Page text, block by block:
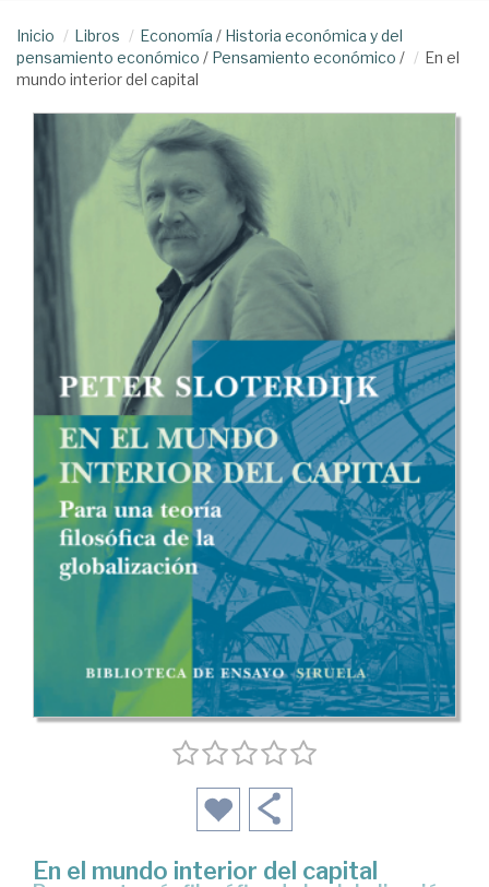
Inicio Libros Economía / Historia económica y del
pensamiento económico / Pensamiento económico /
En el
mundo interior del capital
En el mundo interior del capital